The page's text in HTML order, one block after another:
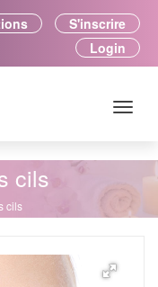
S'inscrire
Login
cils
cils